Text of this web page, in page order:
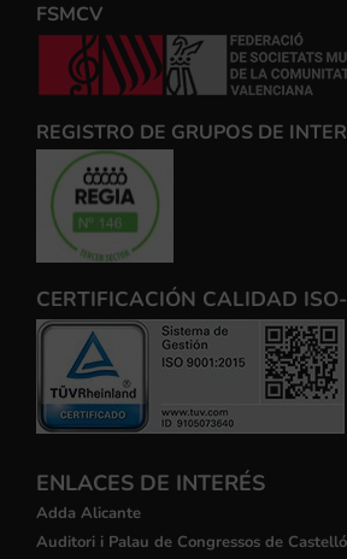
FSMCV
REGISTRO DE GRUPOS DE
CERTIFICACIÓN CALIDAD
ENLACES DE INTERÉS
Adda Alicante
Auditori i Palau de Congressos de Castelló